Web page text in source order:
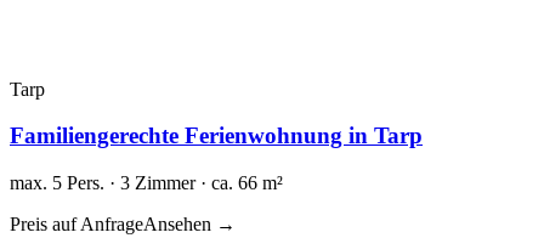
Tarp
Familiengerechte Ferienwohnung in Tarp
max. 5 Pers. · 3 Zimmer · ca. 66 m²
Preis auf AnfrageAnsehen →